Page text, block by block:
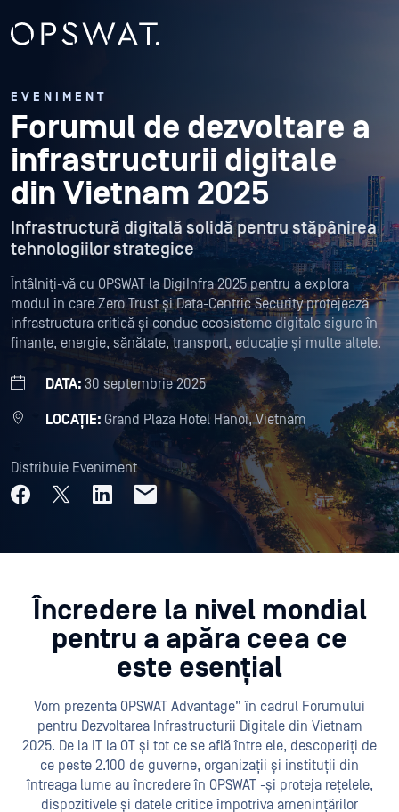
EVENIMENT
Forumul de dezvoltare a
infrastructurii digitale
din Vietnam 2025
Infrastructură digitală solidă pentru stăpânirea
tehnologiilor strategice
Întâlniți-vă cu OPSWAT la DigiInfra 2025 pentru a explora
modul în care Zero Trust și Data-Centric Security protejează
infrastructura critică și conduc ecosisteme digitale sigure în
finanțe, energie, sănătate, transport, educație și multe altele.
DATA: 30 septembrie 2025
LOCAȚIE: Grand Plaza Hotel Hanoi, Vietnam
Distribuie Eveniment
Încredere la nivel mondial
pentru a apăra ceea ce
este esențial
Vom prezenta OPSWAT Advantage” în cadrul Forumului
pentru Dezvoltarea Infrastructurii Digitale din Vietnam
2025. De la IT la OT și tot ce se află între ele, descoperiți de
ce peste 2.100 de guverne, organizații și instituții din
întreaga lume au încredere în OPSWAT -și proteja rețelele,
dispozitivele și datele critice împotriva amenințărilor